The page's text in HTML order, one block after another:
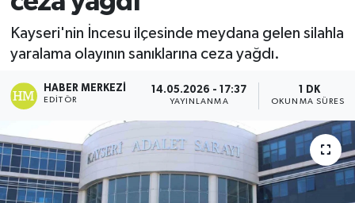
Kayseri'nin İncesu ilçesinde meydana gelen silahla
yaralama olayının sanıklarına ceza yağdı.
HABER MERKEZI
EDITÖR
14.05.2026 - 17:37
YAYINLANMA
1 DK
OKUNMA SÜRESI
Ekonomi